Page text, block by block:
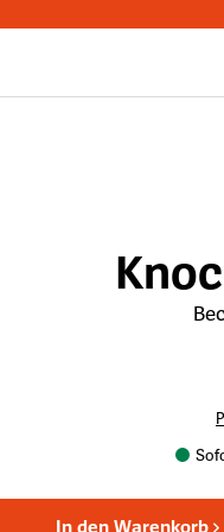
In den Warenkorb